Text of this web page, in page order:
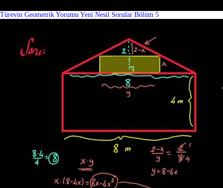
Türevin Geometrik Yorumu Yeni Nesil Sorular Bölüm 5